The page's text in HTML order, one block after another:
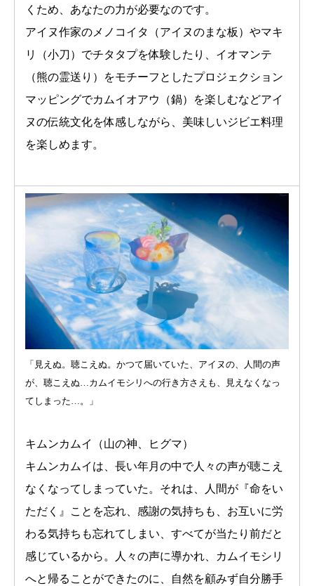
くため、あなたの力が必要なのです。
アイヌ作家のメノコイタ（アイヌのまな板）やマキ
リ（小刀）でチタタプを体験したり、イオマンテ
（熊の霊送り）をモチーフとしたプロジェクション
マッピングでカムイオアウ（鍋）を楽しむなどアイ
ヌの伝統文化を体感しながら、美味しいジビエ料理
を楽しめます。
「見えぬ。聴こえぬ。かつて届いていた、アイヌの、人間の声
が、聴こえぬ…カムイモシリへの行き方さえも、見えなくなっ
てしまった…。」
キムンカムイ（山の神、ヒグマ）
キムンカムイは、長い年月の中で人々の声が聴こえ
なくなってしまっていた。それは、人間が『命をい
ただく』ことを忘れ、感謝の気持ちも、お互いに労
わる気持ちも忘れてしまい、すべてが当たり前だと
感じているから。人々の声に導かれ、カムイモシリ
へと帰ることができたのに、自然を顧みず自分勝手